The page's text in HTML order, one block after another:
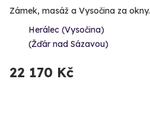
Zámek, masáž a Vysočina za okny.
Herálec (Vysočina)
(Žďár nad Sázavou)
22 170 Kč